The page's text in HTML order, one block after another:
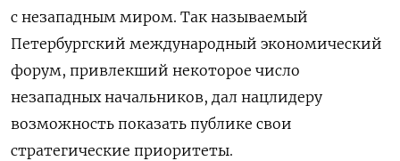
с незападным миром. Так называемый
Петербургский международный экономический
форум, привлекший некоторое число
незападных начальников, дал нацлидеру
возможность показать публике свои
стратегические приоритеты.